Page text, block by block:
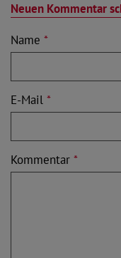
Neuen Kommentar
Name *
E-Mail *
Kommentar *